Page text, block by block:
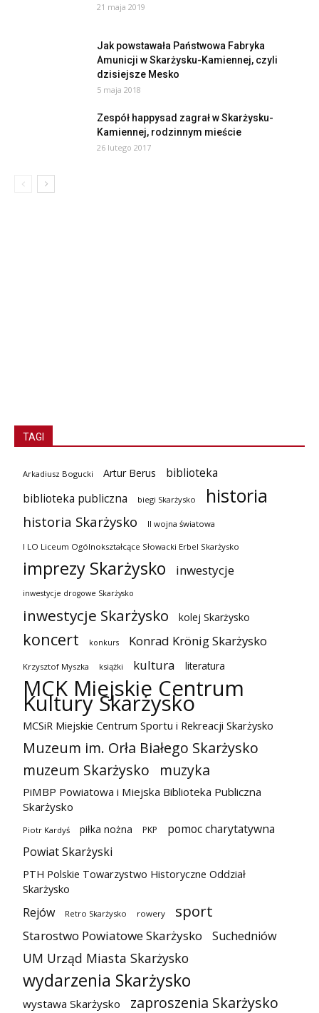
21 maja 2019
Jak powstawała Państwowa Fabryka
Amunicji w Skarżysku-Kamiennej, czyli
dzisiejsze Mesko
5 maja 2018
Zespół happysad zagrał w Skarżysku-
Kamiennej, rodzinnym mieście
26 lutego 2017
TAGI
Arkadiusz Bogucki Artur Berus
biblioteka
biblioteka publiczna
biegi Skarżysko historia
historia Skarżysko II wojna światowa
I LO Liceum Ogólnokształcące Słowacki Erbel Skarżysko
imprezy Skarżysko inwestycje
inwestycje drogowe Skarżysko
inwestycje Skarżysko kolej Skarżysko
koncert konkurs Konrad Krönig Skarżysko
Krzysztof Myszka książki kultura literatura
MCK Miejskie Centrum
Kultury Skarżysko
MCSiR Miejskie Centrum Sportu i Rekreacji Skarżysko
Muzeum im. Orła Białego Skarżysko
muzeum Skarżysko
muzyka
PiMBP Powiatowa i Miejska Biblioteka Publiczna
Skarżysko
Piotr Kardyś piłka nożna PKP
pomoc charytatywna
Powiat Skarżyski
PTH Polskie Towarzystwo Historyczne Oddział
Skarżysko
Rejów Retro Skarżysko rowery sport
Starostwo Powiatowe Skarżysko Suchedniów
UM Urząd Miasta Skarżysko
wydarzenia Skarżysko
wystawa Skarżysko zaproszenia Skarżysko